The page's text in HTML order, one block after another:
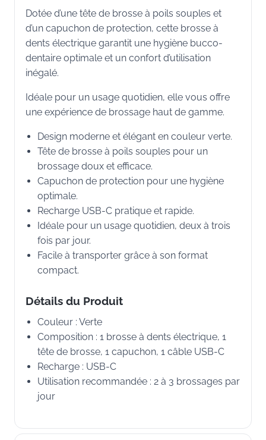
Dotée d’une tête de brosse à poils souples et
d’un capuchon de protection, cette brosse à
dents électrique garantit une hygiène bucco-
dentaire optimale et un confort d’utilisation
inégalé.
Idéale pour un usage quotidien, elle vous offre
une expérience de brossage haut de gamme.
Design moderne et élégant en couleur verte.
Tête de brosse à poils souples pour un
brossage doux et efficace.
Capuchon de protection pour une hygiène
optimale.
Recharge USB-C pratique et rapide.
Idéale pour un usage quotidien, deux à trois
fois par jour.
Facile à transporter grâce à son format
compact.
Détails du Produit
Couleur : Verte
Composition : 1 brosse à dents électrique, 1
tête de brosse, 1 capuchon, 1 câble USB-C
Recharge : USB-C
Utilisation recommandée : 2 à 3 brossages par
jour